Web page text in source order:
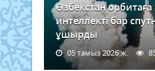
Өзбекстан
интеллекті бар
ұшырды
05 тамыз 2026 ж.